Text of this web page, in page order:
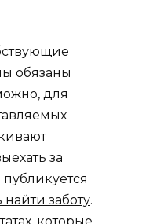
обязаны
для
за
заботу.